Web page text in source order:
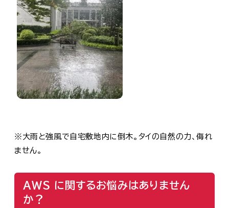
※大雨と強風で自宅敷地内に倒木。タイの自然の力、侮れ
ません。
AWS に関するお悩みはありません
か？